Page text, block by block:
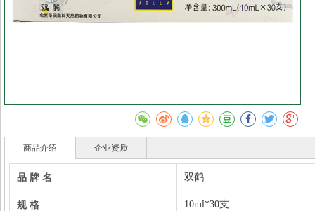
商品介绍 企业资质
品 牌 名 双鹤
规 格 10ml*30支